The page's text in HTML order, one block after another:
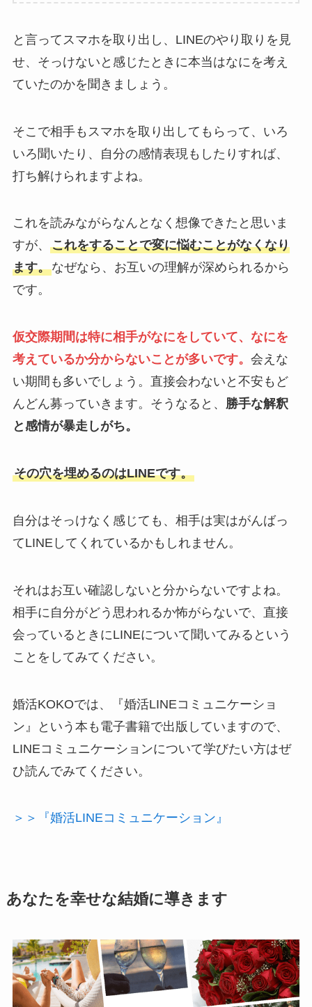
と言ってスマホを取り出し、LINEのやり取りを見
せ、そっけないと感じたときに本当はなにを考え
ていたのかを聞きましょう。
そこで相手もスマホを取り出してもらって、いろ
いろ聞いたり、自分の感情表現もしたりすれば、
打ち解けられますよね。
これを読みながらなんとなく想像できたと思いま
すが、 これをすることで変に悩むことがなくなり
ます。なぜなら、お互いの理解が深められるから
です。
仮交際期間は特に相手がなにをしていて、なにを
考えているか分からないことが多いです。 会えな
い期間も多いでしょう。直接会わないと不安もど
んどん募っていきます。そうなると、 勝手な解釈
と感情が暴走しがち。
その穴を埋めるのはLINEです。
自分はそっけなく感じても、相手は実はがんばっ
てLINEしてくれているかもしれません。
それはお互い確認しないと分からないですよね。
相手に自分がどう思われるか怖がらないで、直接
会っているときにLINEについて聞いてみるという
ことをしてみてください。
婚活KOKOでは、『婚活LINEコミュニケーショ
ン』という本も電子書籍で出版していますので、
LINEコミュニケーションについて学びたい方はぜ
ひ読んでみてください。
＞＞『婚活LINEコミュニケーション』
あなたを幸せな結婚に導きます